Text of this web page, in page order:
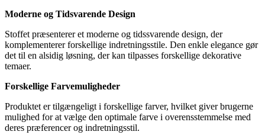
Moderne og Tidsvarende Design
Stoffet præsenterer et moderne og tidssvarende design, der
komplementerer forskellige indretningsstile. Den enkle elegance gør
det til en alsidig løsning, der kan tilpasses forskellige dekorative
temaer.
Forskellige Farvemuligheder
Produktet er tilgængeligt i forskellige farver, hvilket giver brugerne
mulighed for at vælge den optimale farve i overensstemmelse med
deres præferencer og indretningsstil.